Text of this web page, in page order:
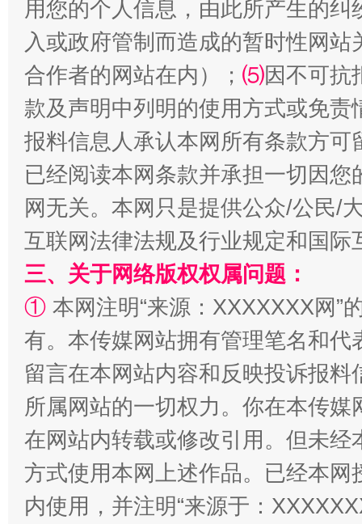
全民健身五年计划来了！等你上场
阿坝州三大球赛在茂县开幕 规模
用您的个人信息，由此所产生的纠
入或政府管制而造成的暂时性网
合作者的网站在内）； ⑸因不可抗
款及声明中列明的使用方式或免责
报料信息人承认本网所有条款方
已经阅读本网条款并承担一切因
网无关。本网只是提供公众/公民/
互联网法律法规及行业规定和国
三、关于网络版权权属问题：
① 本网注明“来源：XXXXXXX网”
有。本传媒网站拥有管理笔名和
留言在本网站内容和反映投诉报
所属网站的一切权力。你在本传
在网站内转载或修改引用。但未
方式使用本网上述作品。已经本
内使用，并注明“来源于：